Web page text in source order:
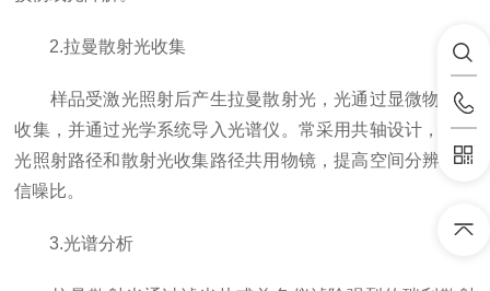
2.拉曼散射光收集
样品受激光照射后产生拉曼散射光，光通过显微物镜被
收集，并通过光学系统导入光谱仪。常采用共轴设计，使激
光照射路径和散射光收集路径共用物镜，提高空间分辨率和
信噪比。
3.光谱分析